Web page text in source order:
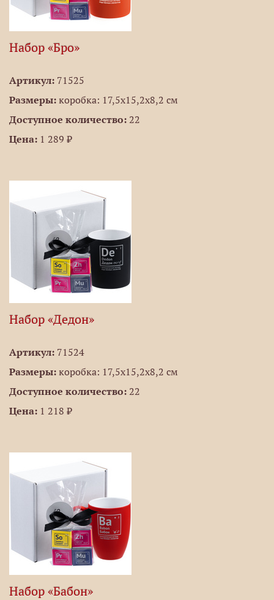
Набор «Бро»
Артикул: 71525
Размеры: коробка: 17,5х15,2х8,2 см
Доступное количество: 22
Цена: 1 289 ₽
Набор «Дедон»
Артикул: 71524
Размеры: коробка: 17,5х15,2х8,2 см
Доступное количество: 22
Цена: 1 218 ₽
Набор «Бабон»